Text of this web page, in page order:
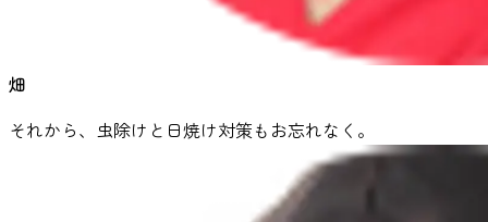
畑
それから、虫除けと日焼け対策もお忘れなく。